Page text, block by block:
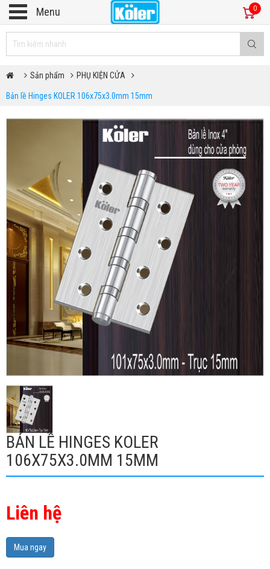
0
Menu
Sản phẩm PHỤ KIỆN CỬA
Bản lề Hinges KOLER 106x75x3.0mm 15mm
BẢN LỀ HINGES KOLER
106X75X3.0MM 15MM
Liên hệ
Mua ngay